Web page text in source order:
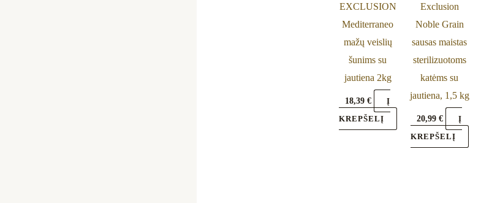
EXCLUSION
Mediterraneo
mažų veislių
šunims su
jautiena 2kg
18,39€
Į
KREPŠELĮ
Exclusion
Noble Grain
sausas maistas
sterilizuotoms
katėms su
jautiena, 1,5 kg
20,99€
Į
KREPŠELĮ